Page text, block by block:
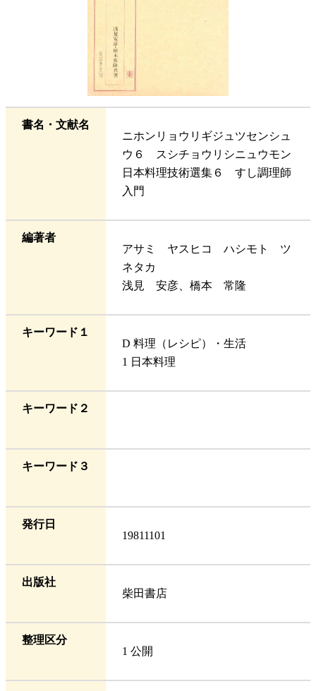
書名・文献名
ニホンリョウリギジュツセンシュ
ウ６ スシチョウリシニュウモン
日本料理技術選集６ すし調理師
入門
編著者
アサミ ヤスヒコ ハシモト ツ
ネタカ
浅見 安彦、橋本 常隆
キーワード１
D 料理（レシピ）・生活
1 日本料理
キーワード２
キーワード３
発行日
19811101
出版社
柴田書店
整理区分
1 公開